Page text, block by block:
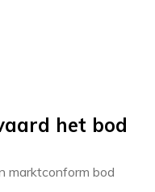
het bod
marktconform bod